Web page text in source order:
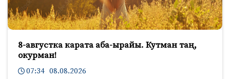
8-августка карата аба-ырайы. Кутман таң,
окурман!
07:34 08.08.2026